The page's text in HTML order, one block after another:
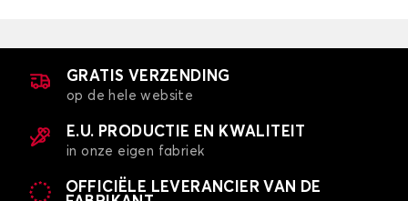
GRATIS VERZENDING
op de hele website
E.U. PRODUCTIE EN KWALITEIT
in onze eigen fabriek
OFFICIËLE LEVERANCIER VAN DE